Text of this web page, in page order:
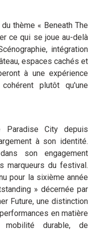
thème « Beneath The
ce qui se joue au-delà
intégration
espaces cachés et
à une expérience
plutôt qu'une
Paradise City depuis
à son identité.
son engagement
marqueurs du festival.
pour la sixième année
» décernée par
Future, une distinction
en matière
mobilité durable, de